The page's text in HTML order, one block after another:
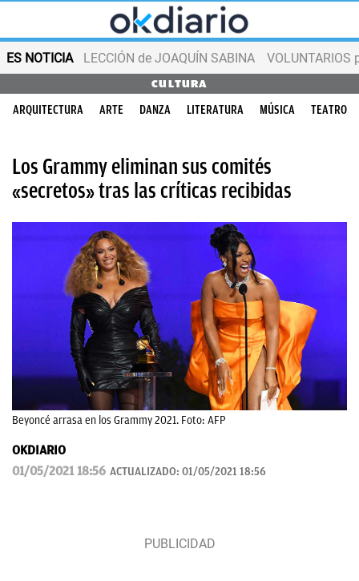
ES NOTICIA LECCIÓN de JOAQUÍN SABINA VOLUNTARIOS
CULTURA
ARQUITECTURA ARTE DANZA LITERATURA MÚSICA TEATRO
Los Grammy eliminan sus comités
«secretos» tras las críticas recibidas
Beyoncé arrasa en los Grammy 2021. Foto: AFP
OKDIARIO
01/05/2021 18:56 ACTUALIZADO: 01/05/2021 18:56